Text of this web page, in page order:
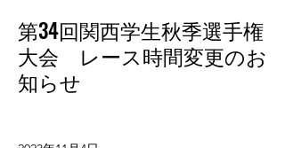
第34回関西学生秋季選手権
大会 レース時間変更のお
知らせ